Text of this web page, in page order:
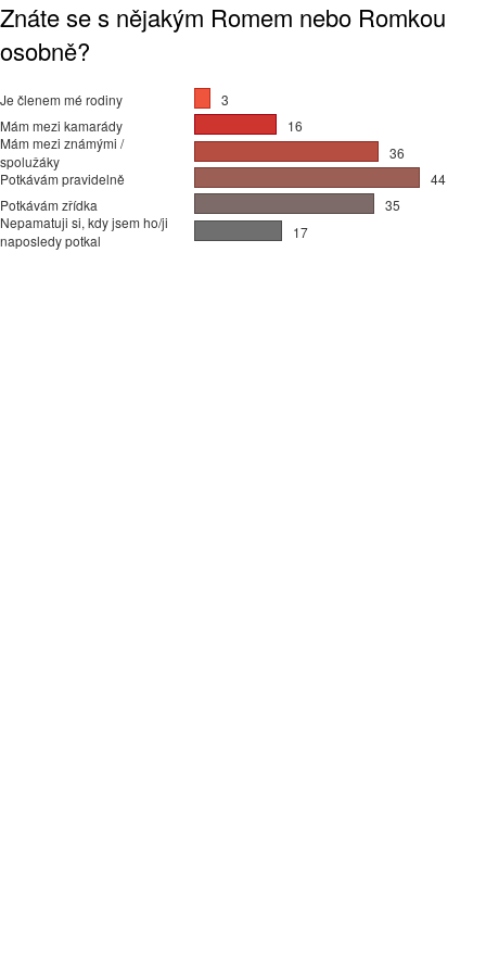
Znáte se s nějakým Romem nebo Romkou
osobně?
3
Je členem mé rodiny
16
Mám mezi kamarády
36
Mám mezi známými /
spolužáky
44
Potkávám pravidelně
35
Potkávám zřídka
17
Nepamatuji si, kdy jsem ho/ji
naposledy potkal